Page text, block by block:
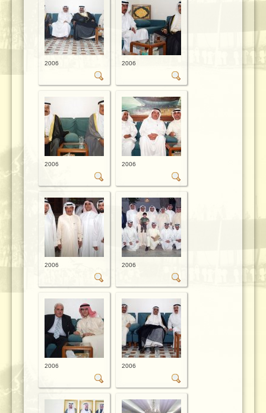
2006 2006
2006 2006
2006 2006
2006 2006